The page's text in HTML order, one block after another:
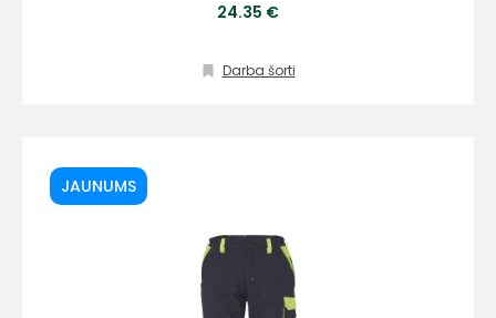
24.35 €
Darba šorti
JAUNUMS